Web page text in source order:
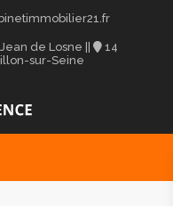
de Losne
14
sur-Seine